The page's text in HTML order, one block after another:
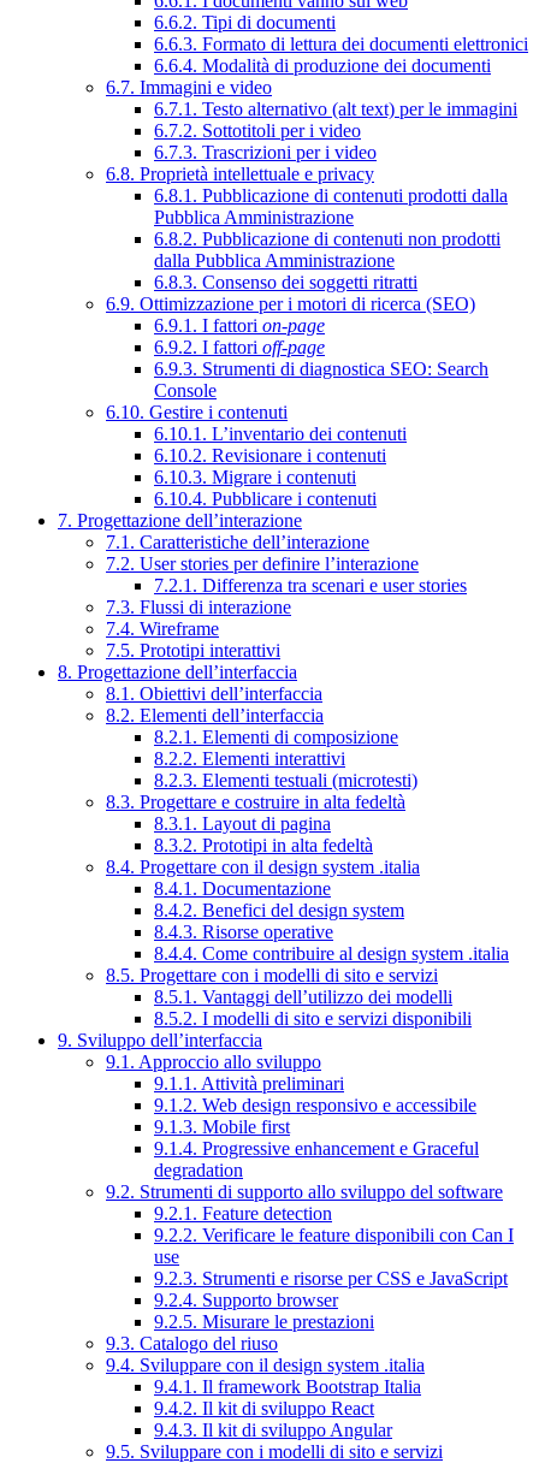
6.6.2. Tipi di documenti
6.6.3. Formato di lettura dei documenti elettronici
6.6.4. Modalità di produzione dei documenti
6.7. Immagini e video
6.7.1. Testo alternativo (alt text) per le immagini
6.7.2. Sottotitoli per i video
6.7.3. Trascrizioni per i video
6.8. Proprietà intellettuale e privacy
6.8.1. Pubblicazione di contenuti prodotti dalla
Pubblica Amministrazione
6.8.2. Pubblicazione di contenuti non prodotti
dalla Pubblica Amministrazione
6.8.3. Consenso dei soggetti ritratti
6.9. Ottimizzazione per i motori di ricerca (SEO)
6.9.1. I fattori on-page
6.9.2. I fattori off-page
6.9.3. Strumenti di diagnostica SEO: Search
Console
6.10. Gestire i contenuti
6.10.1. L’inventario dei contenuti
6.10.2. Revisionare i contenuti
6.10.3. Migrare i contenuti
6.10.4. Pubblicare i contenuti
7. Progettazione dell’interazione
7.1. Caratteristiche dell’interazione
7.2. User stories per definire l’interazione
7.2.1. Differenza tra scenari e user stories
7.3. Flussi di interazione
7.4. Wireframe
7.5. Prototipi interattivi
8. Progettazione dell’interfaccia
8.1. Obiettivi dell’interfaccia
8.2. Elementi dell’interfaccia
8.2.1. Elementi di composizione
8.2.2. Elementi interattivi
8.2.3. Elementi testuali (microtesti)
8.3. Progettare e costruire in alta fedeltà
8.3.1. Layout di pagina
8.3.2. Prototipi in alta fedeltà
8.4. Progettare con il design system .italia
8.4.1. Documentazione
8.4.2. Benefici del design system
8.4.3. Risorse operative
8.4.4. Come contribuire al design system .italia
8.5. Progettare con i modelli di sito e servizi
8.5.1. Vantaggi dell’utilizzo dei modelli
8.5.2. I modelli di sito e servizi disponibili
9. Sviluppo dell’interfaccia
9.1. Approccio allo sviluppo
9.1.1. Attività preliminari
9.1.2. Web design responsivo e accessibile
9.1.3. Mobile first
9.1.4. Progressive enhancement e Graceful
degradation
9.2. Strumenti di supporto allo sviluppo del software
9.2.1. Feature detection
9.2.2. Verificare le feature disponibili con Can I
use
9.2.3. Strumenti e risorse per CSS e JavaScript
9.2.4. Supporto browser
9.2.5. Misurare le prestazioni
9.3. Catalogo del riuso
9.4. Sviluppare con il design system .italia
9.4.1. Il framework Bootstrap Italia
9.4.2. Il kit di sviluppo React
9.4.3. Il kit di sviluppo Angular
9.5. Sviluppare con i modelli di sito e servizi